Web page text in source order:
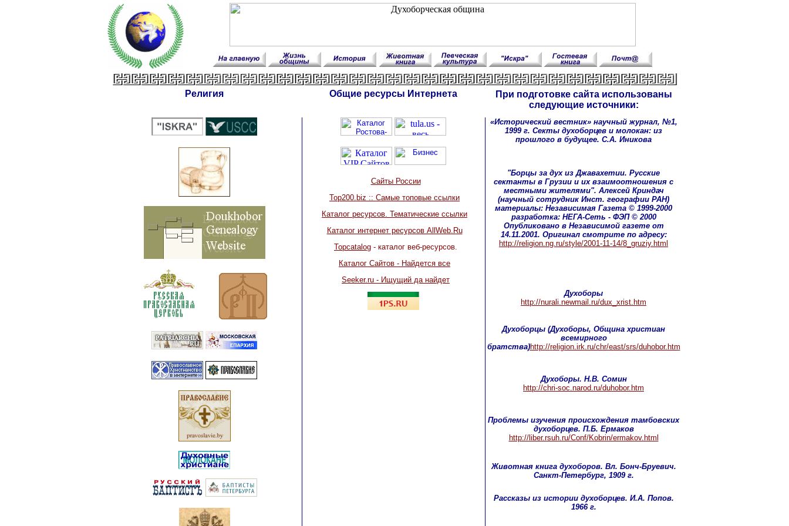
Религия Общие ресурсы Интернета
При подготовке сайта использованы
следующие источники:
Сайты России
Top200.biz :: Самые топовые ссылки
Каталог ресурсов. Тематические ссылки
Каталог интернет ресурсов AllWeb.Ru
Topcatalog - каталог веб-ресурсов.
Каталог Сайтов - Найдется все
Seeker.ru - Ищущий да найдет
«Исторический вестник» научный журнал, №1,
1999 г. Секты духоборцев и молокан: из
прошлого в будущее. С.А. Иникова
"Борцы за дух из Джавахетии. Русские
сектанты в Грузии и их взаимоотношения с
местными жителями". Алексей Криндач
(научный сотрудник Инст. географии РАН)
материалы: Независимая Газета © 1999-2000
разработка: НЕГА-Сеть - ФЭП © 2000
Опубликовано в Независимой газете от
14.11.2001. Оригинал смотрите по адресу:
http://religion.ng.ru/style/2001-11-14/8_gruziy.html
Духоборы
http://nurali.newmail.ru/dux_xrist.htm
Духоборцы (Духоборы, Община христиан
всемирного
братства)http://religion.irk.ru/chr/east/srs/duhobor.htm
Духоборы. Н.В. Сомин
http://chri-soc.narod.ru/duhobor.htm
Проблемы изучения происхождения тамбовских
духоборцев. П.Б. Ермаков
http://liber.rsuh.ru/Conf/Kobrin/ermakov.html
Животная книга духоборов. Вл. Бонч-Бруевич.
Санкт-Петербург, 1909 г.
Рассказы из истории духоборцев. И.А. Попов.
1966 г.